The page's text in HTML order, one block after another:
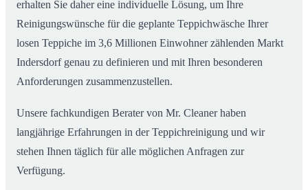
erhalten Sie daher eine individuelle Lösung, um Ihre
Reinigungswünsche für die geplante Teppichwäsche Ihrer
losen Teppiche im 3,6 Millionen Einwohner zählenden Markt
Indersdorf genau zu definieren und mit Ihren besonderen
Anforderungen zusammenzustellen.
Unsere fachkundigen Berater von Mr. Cleaner haben
langjährige Erfahrungen in der Teppichreinigung und wir
stehen Ihnen täglich für alle möglichen Anfragen zur
Verfügung.